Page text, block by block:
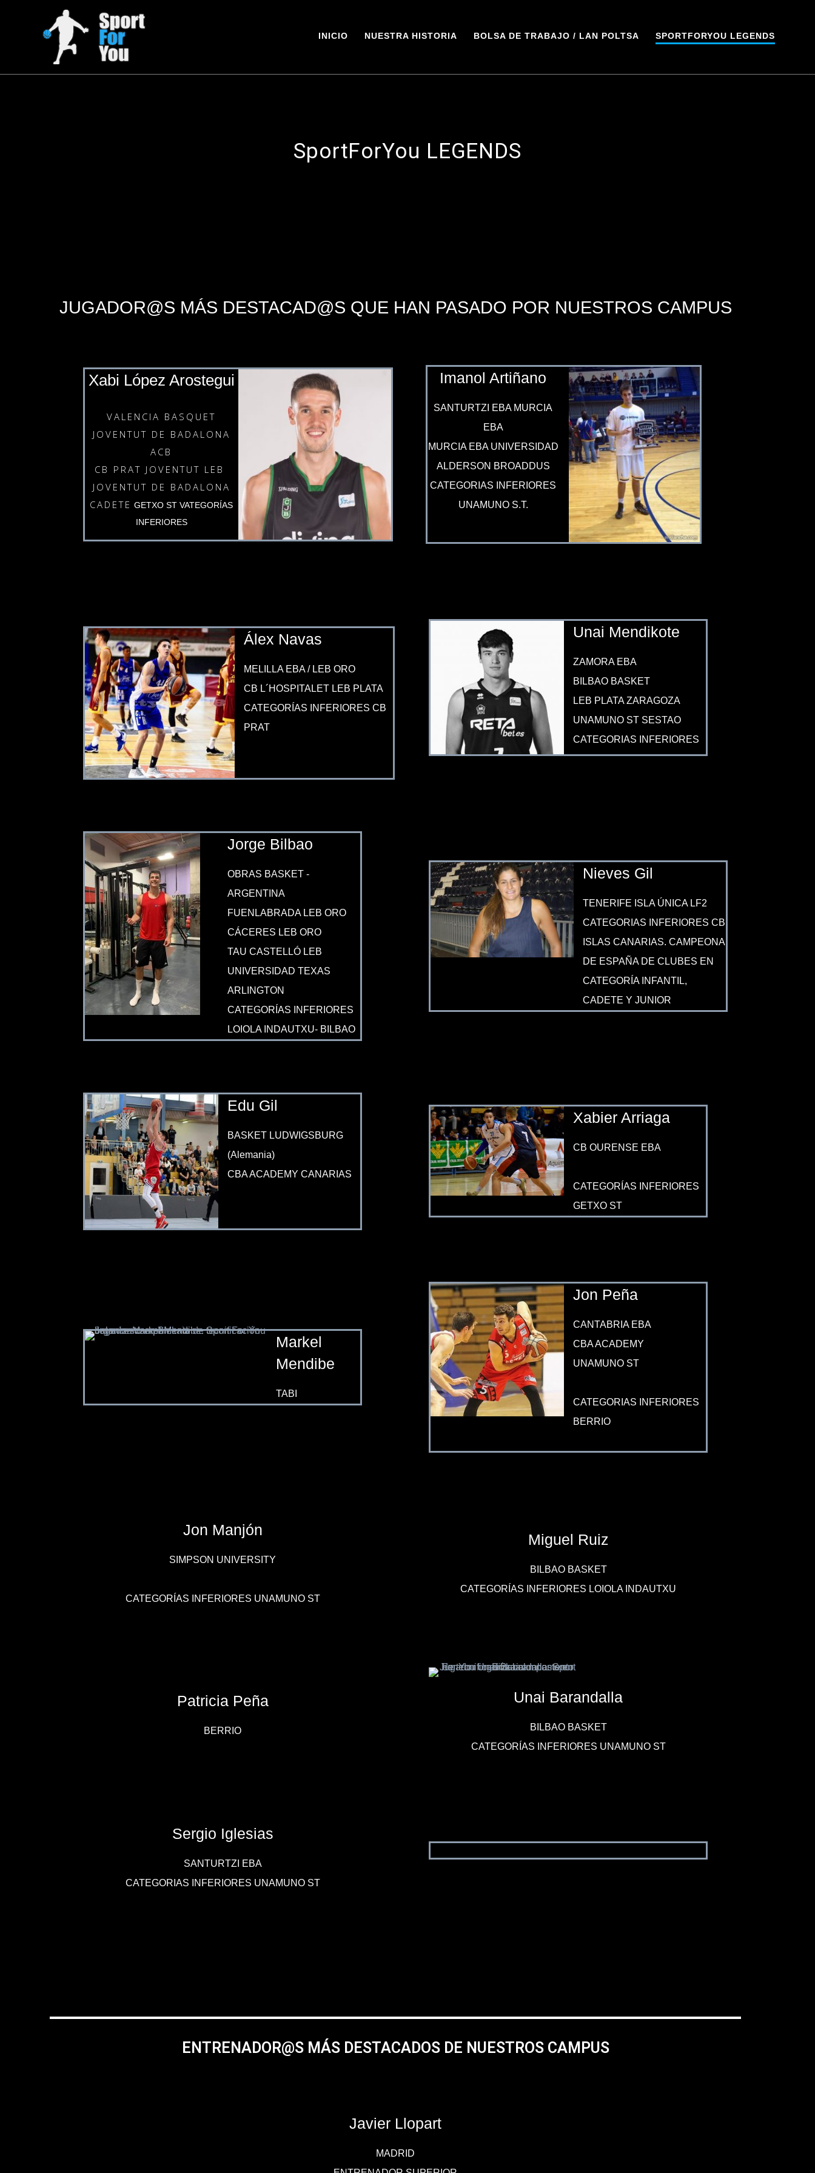
INICIO NUESTRA HISTORIA BOLSA DE TRABAJO / LAN POLTSA SPORTFORYOU LEGENDS
SportForYou LEGENDS
JUGADOR@S MÁS DESTACAD@S QUE HAN PASADO POR NUESTROS CAMPUS
Xabi López Arostegui
VALENCIA BASQUET
JOVENTUT DE BADALONA
ACB
CB PRAT JOVENTUT LEB
JOVENTUT DE BADALONA
CADETE GETXO ST VATEGORÍAS
INFERIORES
Imanol Artiñano
SANTURTZI EBA MURCIA
EBA
MURCIA EBA UNIVERSIDAD
ALDERSON BROADDUS
CATEGORIAS INFERIORES
UNAMUNO S.T.
Álex Navas
MELILLA EBA / LEB ORO
CB L´HOSPITALET LEB PLATA
CATEGORÍAS INFERIORES CB
PRAT
Unai Mendikote
ZAMORA EBA
BILBAO BASKET
LEB PLATA ZARAGOZA
UNAMUNO ST SESTAO
CATEGORIAS INFERIORES
Jorge Bilbao
OBRAS BASKET -
ARGENTINA
FUENLABRADA LEB ORO
CÁCERES LEB ORO
TAU CASTELLÓ LEB
UNIVERSIDAD TEXAS
ARLINGTON
CATEGORÍAS INFERIORES
LOIOLA INDAUTXU- BILBAO
Nieves Gil
TENERIFE ISLA ÚNICA LF2
CATEGORIAS INFERIORES CB
ISLAS CANARIAS. CAMPEONA
DE ESPAÑA DE CLUBES EN
CATEGORÍA INFANTIL,
CADETE Y JUNIOR
Edu Gil
BASKET LUDWIGSBURG
(Alemania)
CBA ACADEMY CANARIAS
Xabier Arriaga
CB OURENSE EBA
CATEGORÍAS INFERIORES
GETXO ST
Markel
Mendibe
TABI
Jon Peña
CANTABRIA EBA
CBA ACADEMY
UNAMUNO ST
CATEGORIAS INFERIORES
BERRIO
Jon Manjón
SIMPSON UNIVERSITY
CATEGORÍAS INFERIORES UNAMUNO ST
Miguel Ruiz
BILBAO BASKET
CATEGORÍAS INFERIORES LOIOLA INDAUTXU
Patricia Peña
BERRIO
Unai Barandalla
BILBAO BASKET
CATEGORÍAS INFERIORES UNAMUNO ST
Sergio Iglesias
SANTURTZI EBA
CATEGORIAS INFERIORES UNAMUNO ST
ENTRENADOR@S MÁS DESTACADOS DE NUESTROS CAMPUS
Javier Llopart
MADRID